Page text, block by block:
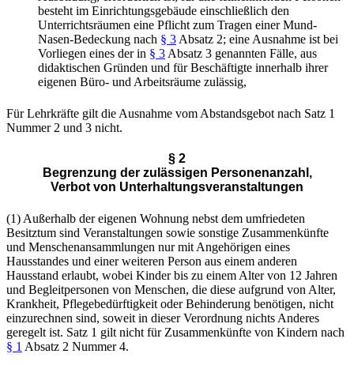
besteht im Einrichtungsgebäude einschließlich den
Unterrichtsräumen eine Pflicht zum Tragen einer Mund-
Nasen-Bedeckung nach § 3 Absatz 2; eine Ausnahme ist bei
Vorliegen eines der in § 3 Absatz 3 genannten Fälle, aus
didaktischen Gründen und für Beschäftigte innerhalb ihrer
eigenen Büro- und Arbeitsräume zulässig,
Für Lehrkräfte gilt die Ausnahme vom Abstandsgebot nach Satz 1
Nummer 2 und 3 nicht.
§ 2
Begrenzung der zulässigen Personenanzahl,
Verbot von Unterhaltungsveranstaltungen
(1) Außerhalb der eigenen Wohnung nebst dem umfriedeten
Besitztum sind Veranstaltungen sowie sonstige Zusammenkünfte
und Menschenansammlungen nur mit Angehörigen eines
Hausstandes und einer weiteren Person aus einem anderen
Hausstand erlaubt, wobei Kinder bis zu einem Alter von 12 Jahren
und Begleitpersonen von Menschen, die diese aufgrund von Alter,
Krankheit, Pflegebedürftigkeit oder Behinderung benötigen, nicht
einzurechnen sind, soweit in dieser Verordnung nichts Anderes
geregelt ist. Satz 1 gilt nicht für Zusammenkünfte von Kindern nach
§ 1 Absatz 2 Nummer 4.